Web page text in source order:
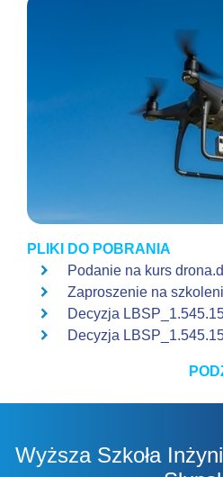
PLIKI DO POBRANIA
Podanie na kurs
Zaproszenie na
Decyzja
Decyzja
Wyższa Szkoła